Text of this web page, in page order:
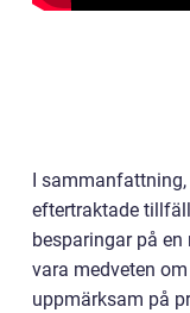
I
eftertraktade
besparingar på
vara medveten
uppmärksam på